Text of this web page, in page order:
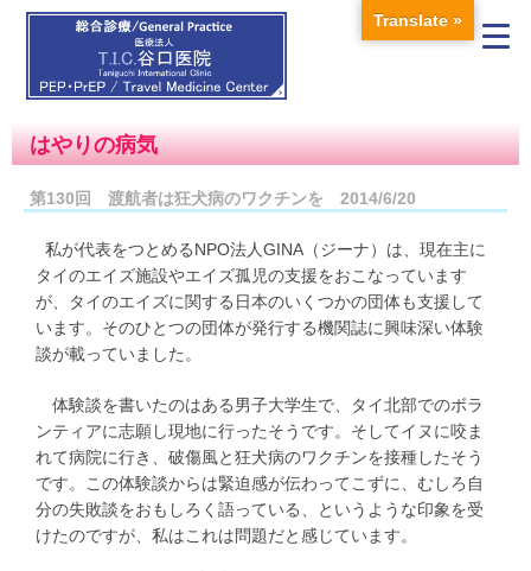
はやりの病気
第130回 渡航者は狂犬病のワクチンを 2014/6/20
私が代表をつとめるNPO法人GINA（ジーナ）は、現在主に
タイのエイズ施設やエイズ孤児の支援をおこなっています
が、タイのエイズに関する日本のいくつかの団体も支援して
います。そのひとつの団体が発行する機関誌に興味深い体験
談が載っていました。
体験談を書いたのはある男子大学生で、タイ北部でのボラ
ンティアに志願し現地に行ったそうです。そしてイヌに咬ま
れて病院に行き、破傷風と狂犬病のワクチンを接種したそう
です。この体験談からは緊迫感が伝わってこずに、むしろ自
分の失敗談をおもしろく語っている、というような印象を受
けたのですが、私はこれは問題だと感じています。
Translate »